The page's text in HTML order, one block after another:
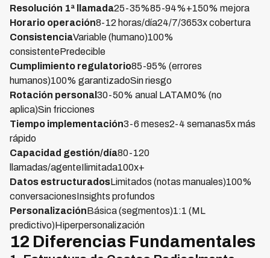
Resolución 1ª llamada25-35%85-94%+150% mejora
Horario operación8-12 horas/día24/7/3653x cobertura
ConsistenciaVariable (humano)100%
consistentePredecible
Cumplimiento regulatorio85-95% (errores
humanos)100% garantizadoSin riesgo
Rotación personal 30-50% anual LATAM0% (no
aplica)Sin fricciones
Tiempo implementación3-6 meses2-4 semanas5x más
rápido
Capacidad gestión/día80-120
llamadas/agenteIlimitada100x+
Datos estructuradosLimitados (notas manuales)100%
conversacionesInsights profundos
PersonalizaciónBásica (segmentos)1:1 (ML
predictivo)Hiperpersonalización
12 Diferencias Fundamentales